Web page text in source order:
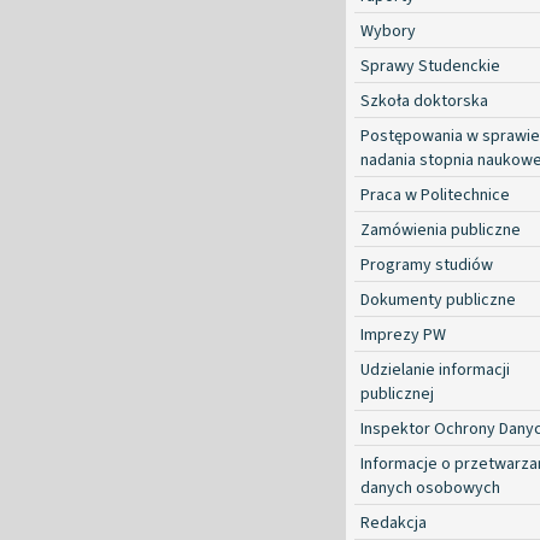
Wybory
Sprawy Studenckie
Szkoła doktorska
Postępowania w sprawie
nadania stopnia
Praca w Politechnice
Zamówienia publiczne
Programy studiów
Dokumenty publiczne
Imprezy PW
Udzielanie informacji
publicznej
Inspektor Ochrony
Informacje o
danych osobowych
Redakcja